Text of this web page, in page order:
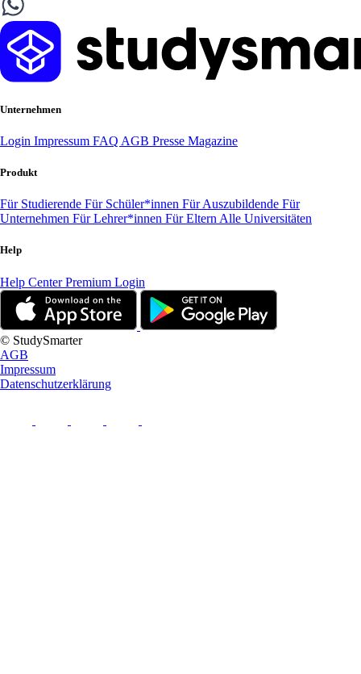
Unternehmen
Login Impressum FAQ AGB Presse Magazine
Produkt
Für Studierende Für Schüler*innen Für Auszubildende Für
Unternehmen Für Lehrer*innen Für Eltern Alle Universitäten
Help
Help CenterPremium Login
© StudySmarter
AGB
Impressum
Datenschutzerklärung